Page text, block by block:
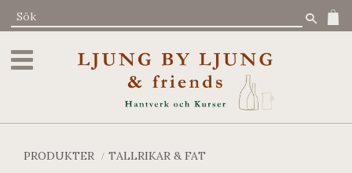
Meny
PRODUKTER TALLRIKAR & FAT